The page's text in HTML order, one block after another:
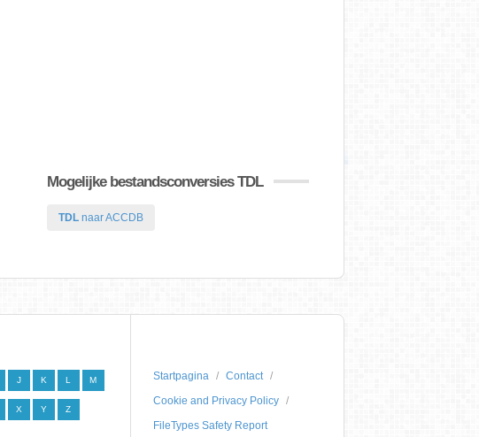
Mogelijke bestandsconversies TDL
TDL naar ACCDB
J K L M
X Y Z
Startpagina
Contact
Cookie and Privacy Policy
FileTypes Safety Report